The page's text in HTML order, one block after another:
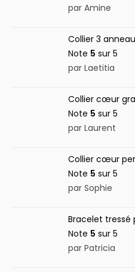
par Amine
Collier 3
Note 5 sur 5
par Laetitia
Collier cœur
Note 5 sur 5
par Laurent
Collier cœur
Note 5 sur 5
par Sophie
Bracelet tressé
Note 5 sur 5
par Patricia